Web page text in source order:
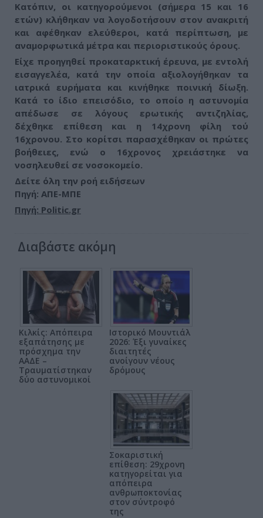
Κατόπιν, οι κατηγορούμενοι (σήμερα 15 και 16
ετών) κλήθηκαν να λογοδοτήσουν στον ανακριτή
και αφέθηκαν ελεύθεροι, κατά περίπτωση, με
αναμορφωτικά μέτρα και περιοριστικούς όρους.
Είχε προηγηθεί προκαταρκτική έρευνα, με εντολή
εισαγγελέα, κατά την οποία αξιολογήθηκαν τα
ιατρικά ευρήματα και κινήθηκε ποινική δίωξη.
Κατά το ίδιο επεισόδιο, το οποίο η αστυνομία
απέδωσε σε λόγους ερωτικής αντιζηλίας,
δέχθηκε επίθεση και η 14χρονη φίλη τού
16χρονου. Στο κορίτσι παρασχέθηκαν οι πρώτες
βοήθειες, ενώ ο 16χρονος χρειάστηκε να
νοσηλευθεί σε νοσοκομείο.
Δείτε όλη την ροή ειδήσεων
Πηγή: ΑΠΕ-ΜΠΕ
Πηγή: Politic.gr
Διαβάστε ακόμη
Κιλκίς: Απόπειρα
εξαπάτησης με
πρόσχημα την
ΑΑΔΕ –
Τραυματίστηκαν
δύο αστυνομικοί
Ιστορικό Μουντιάλ
2026: Έξι γυναίκες
διαιτητές
ανοίγουν νέους
δρόμους
Σοκαριστική
επίθεση: 29χρονη
κατηγορείται για
απόπειρα
ανθρωποκτονίας
στον σύντροφό
της